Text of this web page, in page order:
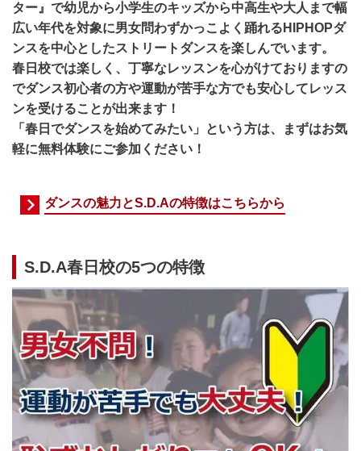
ター』で幼児から小学生のキッズから中高生や大人まで幅
広い年代を対象に男女問わずかっこよく踊れるHIPHOPダ
ンスを中心としたストリートダンスを楽しんでいます。
春日校では楽しく、丁寧なレッスンを心がけておりますの
でダンス初心者の方や運動が苦手な方でも安心してレッス
ンを受けることが出来ます！
「春日でダンスを始めてみたい」という方は、まずはお気
軽に無料体験にご参加ください！
ダンスの魅力とS.D.Aの特徴はこちらから
S.D.A春日校の5つの特徴